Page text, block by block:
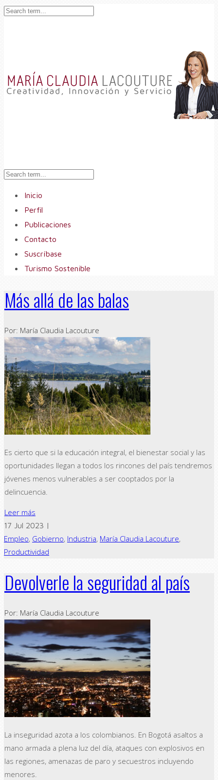
Inicio
Perfil
Publicaciones
Contacto
Suscríbase
Turismo Sostenible
Más allá de las balas
Por: María Claudia Lacouture
Es cierto que si la educación integral, el bienestar social y las
oportunidades llegan a todos los rincones del país tendremos
jóvenes menos vulnerables a ser cooptados por la
delincuencia.
Leer más
17 Jul 2023 |
Empleo, Gobierno, Industria, María Claudia Lacouture,
Productividad
Devolverle la seguridad al país
Por: María Claudia Lacouture
La inseguridad azota a los colombianos. En Bogotá asaltos a
mano armada a plena luz del día, ataques con explosivos en
las regiones, amenazas de paro y secuestros incluyendo
menores.